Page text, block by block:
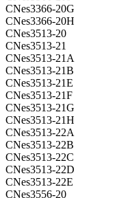
CNes3366-20G
CNes3366-20H
CNes3513-20
CNes3513-21
CNes3513-21A
CNes3513-21B
CNes3513-21E
CNes3513-21F
CNes3513-21G
CNes3513-21H
CNes3513-22A
CNes3513-22B
CNes3513-22C
CNes3513-22D
CNes3513-22E
CNes3556-20